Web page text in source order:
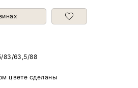
83/63,5/88
цвете сделаны